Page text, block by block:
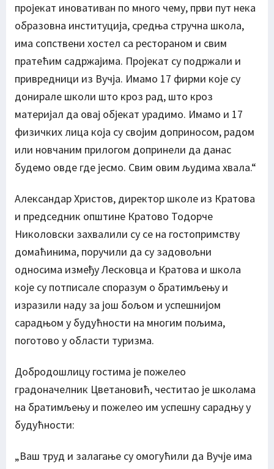
пројекат иновативан по много чему, први пут нека
образовна институција, средња стручна школа,
има сопствени хостел са рестораном и свим
пратећим садржајима. Пројекат су подржали и
привредници из Вучја. Имамо 17 фирми које су
донирале школи што кроз рад, што кроз
материјал да овај објекат урадимо. Имамо и 17
физичких лица која су својим доприносом, радом
или новчаним прилогом допринели да данас
будемо овде где јесмо. Свим овим људима хвала.“
Александар Христов, директор школе из Кратова
и председник општине Кратово Тодорче
Николовски захвалили су се на гостопримству
домаћинима, поручили да су задовољни
односима између Лесковца и Кратова и школа
које су потписале споразум о братимљењу и
изразили наду за још бољом и успешнијом
сарадњом у будућности на многим пољима,
поготово у области туризма.
Добродошлицу гостима је пожелео
градоначелник Цветановић, честитао је школама
на братимљењу и пожелео им успешну сарадњу у
будућности:
„Ваш труд и залагање су омогућили да Вучје има